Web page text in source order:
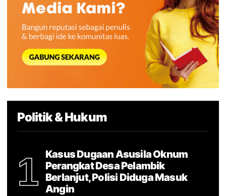
Politik & Hukum
1
Kasus Dugaan Asusila Oknum
Perangkat Desa Pelambik
Berlanjut, Polisi Diduga Masuk
Angin